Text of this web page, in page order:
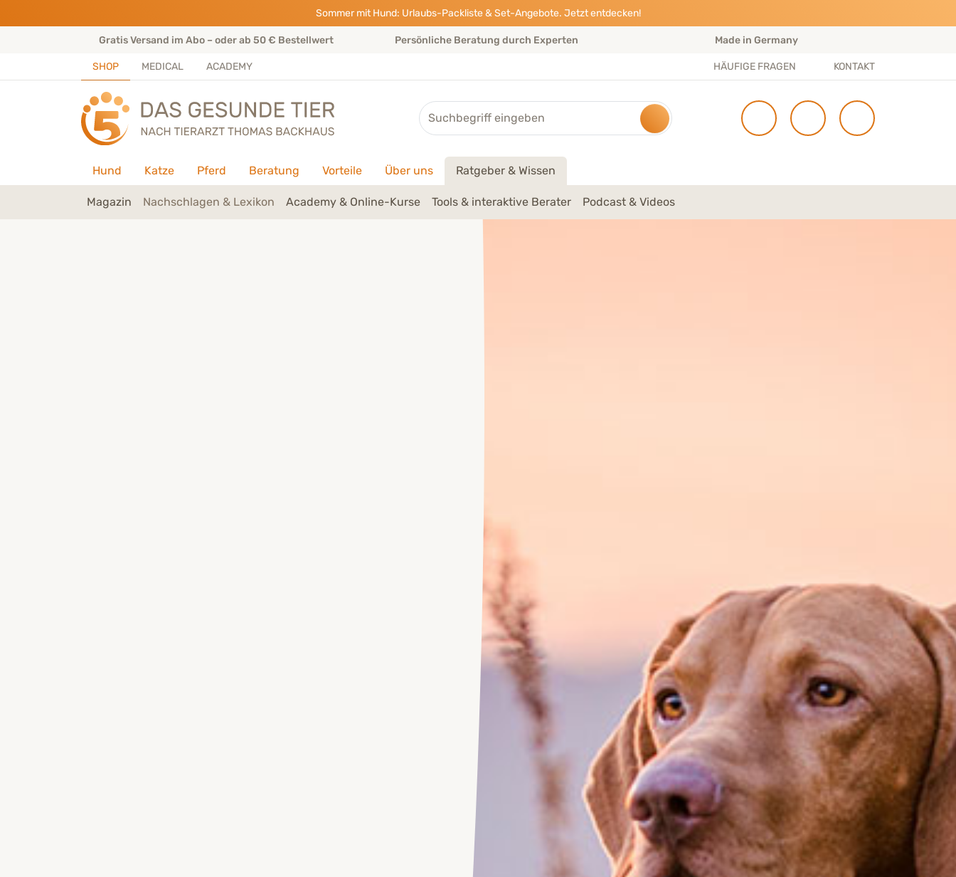
Sommer mit Hund: Urlaubs-Packliste & Set-Angebote. Jetzt entdecken!
Gratis Versand im Abo – oder ab 50 € Bestellwert Persönliche Beratung durch Experten Made in Germany
SHOP MEDICAL ACADEMY HÄUFIGE FRAGEN KONTAKT
Suche
Hund Katze Pferd Beratung Vorteile Über uns Ratgeber & Wissen
Magazin Nachschlagen & Lexikon Academy & Online-Kurse Tools & interaktive Berater Podcast & Videos